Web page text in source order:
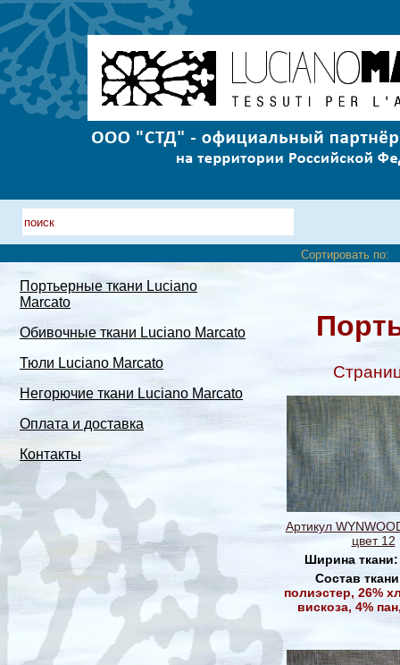
Портьерные ткани Luciano
Marcato
Обивочные ткани Luciano Marcato
Тюли Luciano Marcato
Негорючие ткани Luciano Marcato
Оплата и доставка
Контакты
Сортировать по:
Артикул
цвет 12
Ширина
Состав
полиэстер, 26%
вискоза, 4%